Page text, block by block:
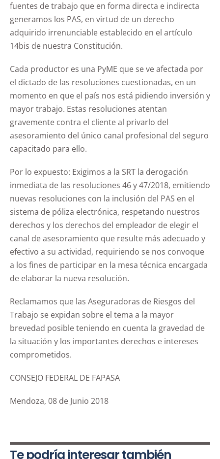
fuentes de trabajo que en forma directa e indirecta
generamos los PAS, en virtud de un derecho
adquirido irrenunciable establecido en el artículo
14bis de nuestra Constitución.
Cada productor es una PyME que se ve afectada por
el dictado de las resoluciones cuestionadas, en un
momento en que el país nos está pidiendo inversión y
mayor trabajo. Estas resoluciones atentan
gravemente contra el cliente al privarlo del
asesoramiento del único canal profesional del seguro
capacitado para ello.
Por lo expuesto: Exigimos a la SRT la derogación
inmediata de las resoluciones 46 y 47/2018, emitiendo
nuevas resoluciones con la inclusión del PAS en el
sistema de póliza electrónica, respetando nuestros
derechos y los derechos del empleador de elegir el
canal de asesoramiento que resulte más adecuado y
efectivo a su actividad, requiriendo se nos convoque
a los fines de participar en la mesa técnica encargada
de elaborar la nueva resolución.
Reclamamos que las Aseguradoras de Riesgos del
Trabajo se expidan sobre el tema a la mayor
brevedad posible teniendo en cuenta la gravedad de
la situación y los importantes derechos e intereses
comprometidos.
CONSEJO FEDERAL DE FAPASA
Mendoza, 08 de Junio 2018
Te podría interesar también